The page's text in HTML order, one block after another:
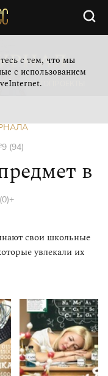
ФОТОПРОЕКТЫ
с тем, что мы
с использованием
(94)
в
(0)+
свои школьные
увлекали их